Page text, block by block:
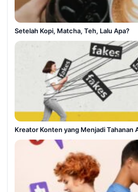
Setelah Kopi, Matcha, Teh, Lalu Apa?
Kreator Konten yang Menjadi Tahanan